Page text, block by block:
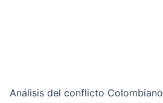
Análisis del conflicto Colombiano